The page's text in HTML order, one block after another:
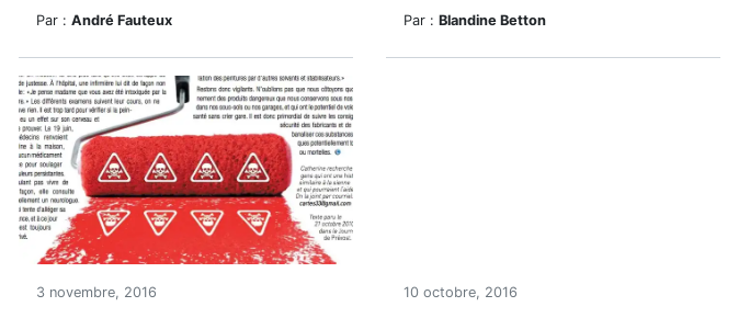
Par : André Fauteux Par : Blandine Betton
3 novembre, 2016 10 octobre, 2016